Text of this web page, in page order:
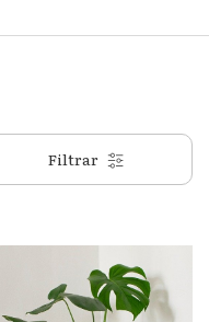
Filtrar